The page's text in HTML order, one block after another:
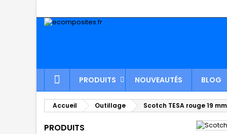
PRODUITS NOUVEAUTÉS BLOG
Accueil Outillage Scotch TESA rouge 19
PRODUITS